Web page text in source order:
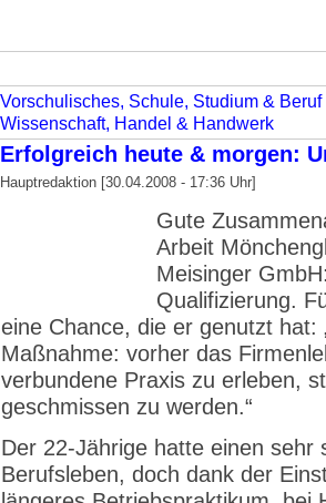
Vorschulisches, Schule, Studium & Beruf
Wissenschaft, Handel & Handwerk
Erfolgreich heute & morgen:
Hauptredaktion [30.04.2008 - 17:36 Uhr]
Gute
Arbeit
Meisinger
Qualifizierung.
eine Chance, die er genutzt hat:
Maßnahme: vorher das
verbundene Praxis zu erleben,
geschmissen zu werden.“
Der 22-Jährige hatte einen sehr
Berufsleben, doch dank der